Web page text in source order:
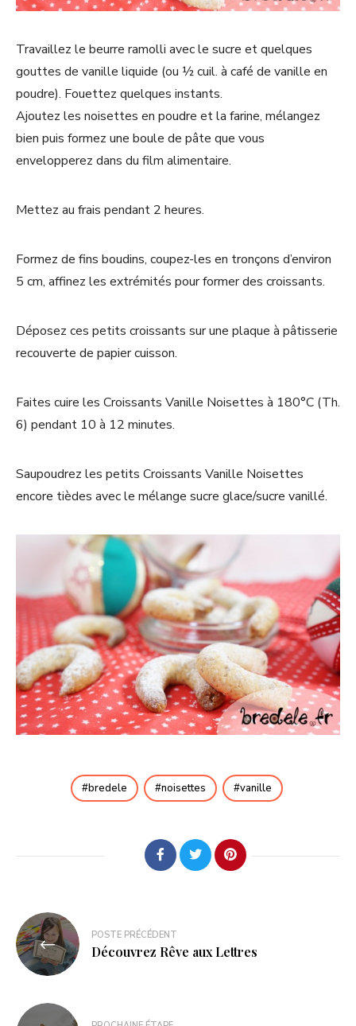
Travaillez le beurre ramolli avec le sucre et quelques
gouttes de vanille liquide (ou ½ cuil. à café de vanille en
poudre). Fouettez quelques instants.
Ajoutez les noisettes en poudre et la farine, mélangez
bien puis formez une boule de pâte que vous
envelopperez dans du film alimentaire.
Mettez au frais pendant 2 heures.
Formez de fins boudins, coupez-les en tronçons d’environ
5 cm, affinez les extrémités pour former des croissants.
Déposez ces petits croissants sur une plaque à pâtisserie
recouverte de papier cuisson.
Faites cuire les Croissants Vanille Noisettes à 180°C (Th.
6) pendant 10 à 12 minutes.
Saupoudrez les petits Croissants Vanille Noisettes
encore tièdes avec le mélange sucre glace/sucre vanillé.
bredele noisettes vanille
POSTE PRÉCÉDENT
Découvrez Rêve aux Lettres